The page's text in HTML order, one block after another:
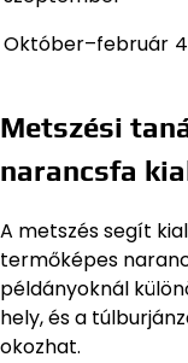
Október–február
Metszési
narancsfa
A metszés segít
termőképes
példányoknál
hely, és a
okozhat.